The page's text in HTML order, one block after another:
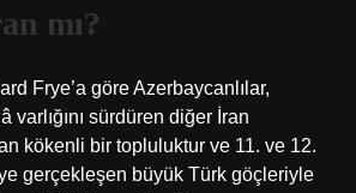
mı?
Frye’a göre Azerbaycanlılar,
varlığını sürdüren diğer İran
kökenli bir topluluktur ve 11. ve 12.
gerçekleşen büyük Türk göçleriyle